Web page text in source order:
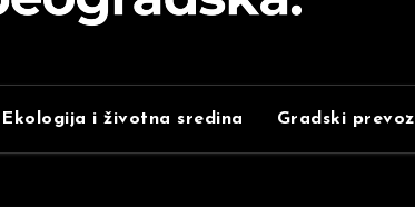
Ekologija i životna sredina Gradski prevoz